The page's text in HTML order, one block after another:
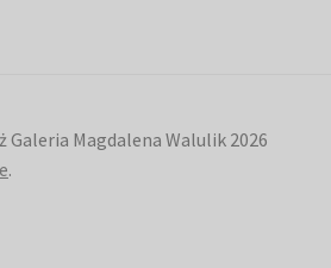
Magdalena Walulik 2026
.